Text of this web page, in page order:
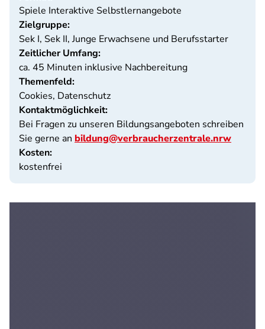
Spiele Interaktive Selbstlernangebote
Zielgruppe:
Sek I, Sek II, Junge Erwachsene und Berufsstarter
Zeitlicher Umfang:
ca. 45 Minuten inklusive Nachbereitung
Themenfeld:
Cookies, Datenschutz
Kontaktmöglichkeit:
Bei Fragen zu unseren Bildungsangeboten schreiben
Sie gerne an bildung@verbraucherzentrale.nrw
Kosten:
kostenfrei